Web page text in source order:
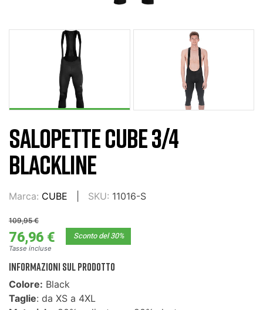
SALOPETTE CUBE 3/4
BLACKLINE
Marca: CUBE SKU: 11016-S
109,95 €
76,96 € Sconto del 30%
Tasse incluse
INFORMAZIONI SUL PRODOTTO
Colore: Black
Taglie: da XS a 4XL